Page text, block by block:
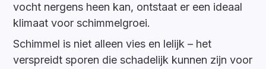
vocht nergens heen kan, ontstaat er een ideaal
klimaat voor schimmelgroei.
Schimmel is niet alleen vies en lelijk – het
verspreidt sporen die schadelijk kunnen zijn voor